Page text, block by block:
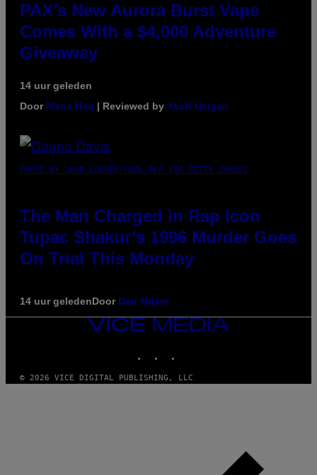
PAX’s New Aurora Burst Vape
Comes With a $4,000 Adventure
Giveaway
14 uur geleden
Door Maha Haq | Reviewed by Ysolt Usigan
PHOTO BY JOHN LOCHER/POOL/AFP VIA GETTY IMAGES
The Man Charged in Rap Icon
Tupac Shakur’s 1996 Murder Goes
On Trial This Monday
14 uur geledenDoor Dan Milam
VICE
© 2026 VICE DIGITAL PUBLISHING, LLC